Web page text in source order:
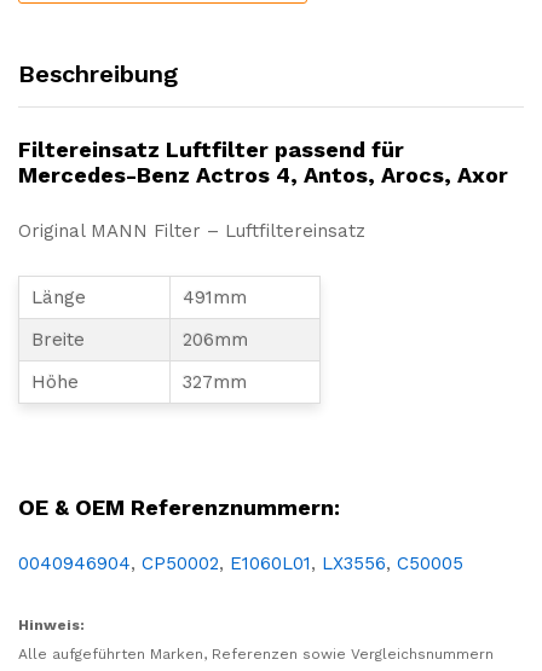
Beschreibung
Filtereinsatz Luftfilter passend für
Mercedes-Benz Actros 4, Antos, Arocs, Axor
Original MANN Filter – Luftfiltereinsatz
Länge
491mm
Breite
206mm
Höhe
327mm
OE & OEM Referenznummern:
0040946904, CP50002, E1060L01, LX3556, C50005
Hinweis:
Alle aufgeführten Marken, Referenzen sowie Vergleichsnummern